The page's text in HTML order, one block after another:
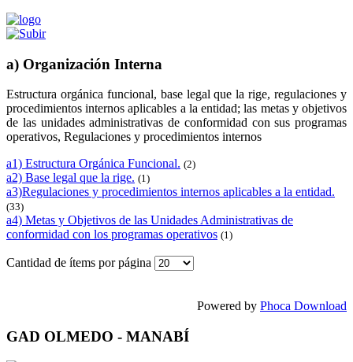
a) Organización Interna
Estructura orgánica funcional, base legal que la rige, regulaciones y
procedimientos internos aplicables a la entidad; las metas y objetivos
de las unidades administrativas de conformidad con sus programas
operativos, Regulaciones y procedimientos internos
a1) Estructura Orgánica Funcional. (2)
a2) Base legal que la rige. (1)
a3)Regulaciones y procedimientos internos aplicables a la entidad.
(33)
a4) Metas y Objetivos de las Unidades Administrativas de
conformidad con los programas operativos (1)
Cantidad de ítems por página
Powered by Phoca Download
GAD OLMEDO - MANABÍ